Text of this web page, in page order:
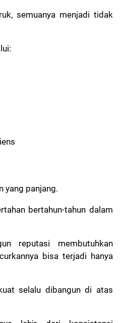
semuanya menjadi tidak
yang panjang.
bertahun-tahun dalam
reputasi membutuhkan
bisa terjadi hanya
selalu dibangun di atas